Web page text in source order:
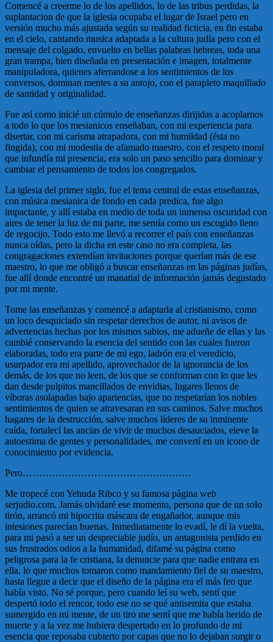
Comencé a creerme lo de los apellidos, lo de las tribus perdidas, la
suplantacion de que la iglesia ocupaba el lugar de Israel pero en
versión mucho más ajustada según su realidad ficticia, en fin estaba
en el cielo, cantando musica adaptada a la cultura judía pero con el
mensaje del colgado, envuelto en bellas palabras hebreas, toda una
gran trampa, bien diseñada en presentación e imagen, totalmente
manipuladora, quienes aferrandose a los sentimientos de los
conversos, dominan mentes a su antojo, con el parapleto maquillado
de santidad y originalidad.
Fue así como inicié un cúmulo de enseñanzas dirijidas a acoplarnos
a todo lo que los mesianicos enseñaban, con mi experiencia para
disertar, con mi carisma atrapadora, con mi humildad (ésta no
fingida), con mi modestia de afamado maestro, con el respeto moral
que infundía mi presencia, era solo un paso sencillo para dominar y
cambiar el pensamiento de todos los congregados.
La iglesia del primer siglo, fue el tema central de estas enseñanzas,
con música mesianica de fondo en cada predica, fue algo
impactante, y allí estaba en medio de toda un inmensa oscuridad con
aires de tener la luz de mi parte, me sentía como un escogido lleno
de regocijo. Todo esto me llevó a recorrer el país con enseñanzas
nunca oídas, pero la dicha en este caso no era completa, las
congragaciones extendían invitaciones porque querían más de ese
maestro, lo que me obligó a buscar enseñanzas en las páginas judías,
fue allí donde encontré un manatial de información jamás degustado
por mi mente.
Tome las enseñanzas y comencé a adaptarla al cristianismo, como
un loco desquiciado sin respetar derechos de autor, ni avisos de
advertencias hechas por los mismos sabios, me adueñe de ellas y las
cambié conservando la esencia del sentido con las cuales fueron
elaboradas, todo era parte de mi ego, ladrón era el veredicto,
usurpador era mi apellido, aprovechador de la ignorancia de los
demás, de los que no leen, de los que se conforman con lo que les
dan desde pulpitos mancillados de envidias, lugares llenos de
víboras asolapadas bajo apariencias, que no respetarían los nobles
sentimientos de quien se atravesaran en sus caminos. Salve muchos
hagares de la destrucción, salve muchos líderes de su inminente
caída, fortalecí las ancias de vivir de muchos desauciados, eleve la
autoestima de gentes y personalidades, me convertí en un icono de
conocimiento por evidencia.
Pero…………………………………………….
Me tropecé con Yehuda Ribco y su famosa página web
serjudio.com. Jamás olvidaré ese momento, persona que de un solo
tirón, arrancó mi hipocrita máscara de engañador, aunque mis
intesiones parecían buenas. Inmediatamente lo evadí, le dí la vuelta,
para mi pasó a ser un despreciable judío, un antagonista perdido en
sus frustrados odios a la humanidad, difamé su página como
peligrosa para la fe cristiana, la denuncie para que nadie entrara en
ella, lo que muchos tomaron como mandamiento fiel de su maestro,
hasta llegue a decir que el diseño de la página era el más feo que
había visto. No sé porque, pero cuando leí su web, sentí que
despertó todo el rencor, todo ese no se qué antisemita que estaba
sumergido en mi mente, de un tiro me sentí que me había herido de
muerte y a la vez me hubiera despertado en lo profundo de mi
esencia que reposaba cubierto por capas que no lo dejaban surgir o